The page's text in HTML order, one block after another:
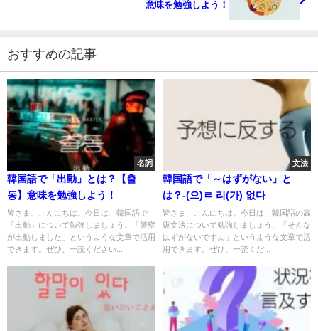
意味を勉強しよう！
おすすめの記事
名詞
韓国語で「出動」とは？【출
동】意味を勉強しよう！
皆さま、こんにちは。今日は、韓国語で
「出動」について勉強しましょう。「警察
が出動しました」というような文章で活用
できます。ぜひ、一読ください...
文法
韓国語で「～はずがない」と
は？-(으)ㄹ 리(가) 없다
皆さま、こんにちは。今日は、韓国語の高
級文法について勉強しましょう。「そんな
はずがないですよ」というような文章で活
用できます。ぜひ、一読くだ...